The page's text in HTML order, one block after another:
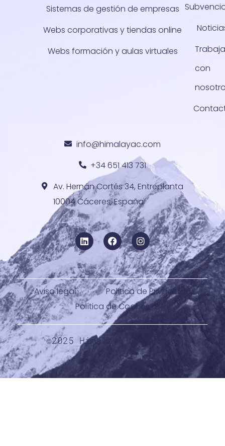
Sistemas de gestión de empresas
Webs corporativas y tiendas online
Webs formación y aulas virtuales
Trabaja
con
info@himalayac.com
+34 651 413 731
Av. Hernán Cortés 34, Entreplanta
10004 Cáceres, España
Aviso legal
Política de Privacidad
Política de Cookies
©2025 Himalaya Computing